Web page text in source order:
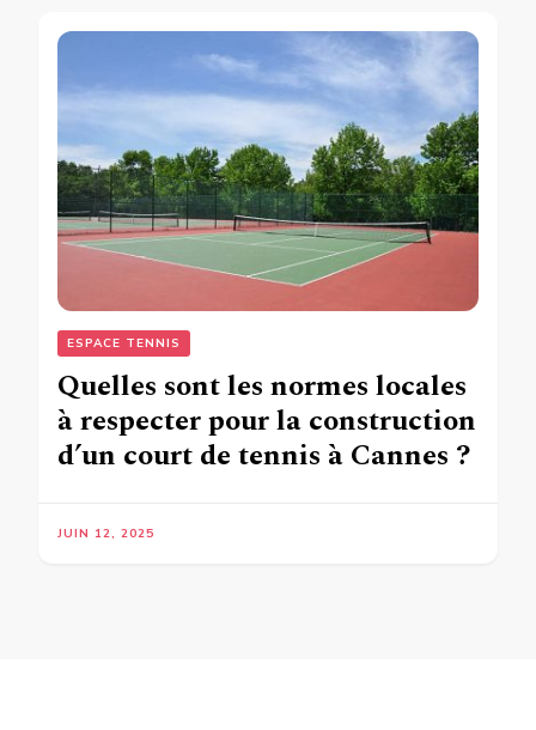
ESPACE TENNIS
Quelles sont les normes locales
à respecter pour la construction
d’un court de tennis à Cannes ?
JUIN 12, 2025